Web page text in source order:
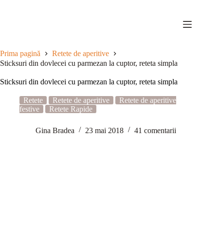
Prima pagină
Retete de aperitive
Sticksuri din dovlecei cu parmezan la cuptor, reteta simpla
Sticksuri din dovlecei cu parmezan la cuptor, reteta simpla
Retete Retete de aperitive
Retete de aperitive
festive
Retete Rapide
Gina Bradea 23 mai 2018 41 comentarii